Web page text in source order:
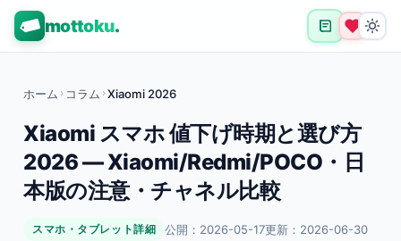
mottoku.
ホーム › コラム › Xiaomi 2026
Xiaomi スマホ 値下げ時期と選び方
2026 — Xiaomi/Redmi/POCO・日
本版の注意・チャネル比較
スマホ・タブレット詳細 公開：2026-05-17更新：2026-06-30